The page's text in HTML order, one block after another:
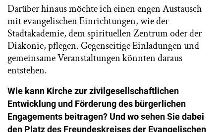
Darüber hinaus möchte ich einen engen Austausch
mit evangelischen Einrichtungen, wie der
Stadtakademie, dem spirituellen Zentrum oder der
Diakonie, pflegen. Gegenseitige Einladungen und
gemeinsame Veranstaltungen könnten daraus
entstehen.
Wie kann Kirche zur zivilgesellschaftlichen
Entwicklung und Förderung des bürgerlichen
Engagements beitragen? Und wo sehen Sie dabei
den Platz des Freundeskreises der Evangelischen